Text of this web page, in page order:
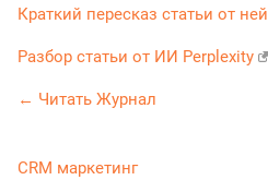
Краткий пересказ статьи от
Разбор статьи от ИИ Perplexity
← Читать Журнал
CRM маркетинг